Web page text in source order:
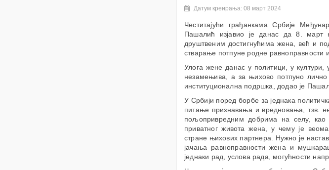
Датум креирања: 08 март 2024
Честитајући грађанкама Србије
Пашалић изјавио је данас да 8.
друштвеним достигнућима жена, већ и
стварање потпуне родне равноправности и
Улога жене данас у политици, у
незамењива, а за њихово потпуно
институционална подршка, додао је
У Србији поред борбе за једнака
питање признавања и вредновања, тзв.
пољопривредним добрима на селу,
приватног живота жена, у чему је
стране њихових партнера. Нужно је
јачања равноправности жена и
једнаки рад, услова рада, могућности